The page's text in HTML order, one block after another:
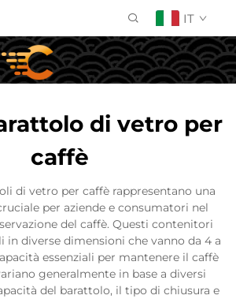
IT
di vetro per
caffè
di vetro per caffè rappresentano una
per aziende e consumatori nel
del caffè. Questi contenitori
in diverse dimensioni che vanno da 4 a
essenziali per mantenere il caffè
generalmente in base a diversi
del barattolo, il tipo di chiusura e